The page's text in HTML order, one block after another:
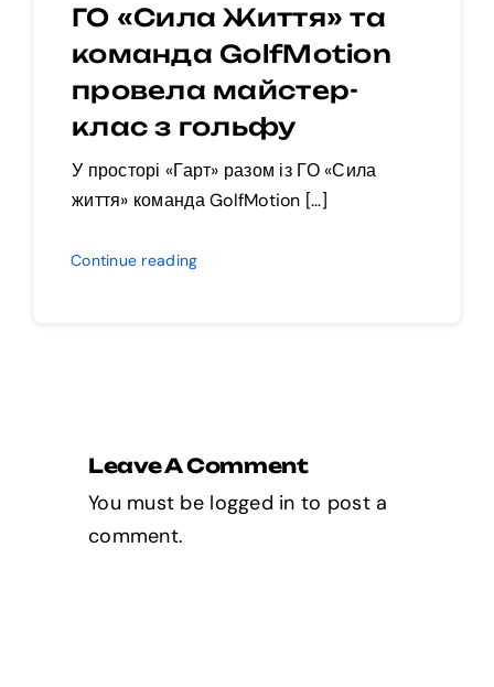
ГО «Сила Життя» та
команда GolfMotion
провела майстер-
клас з гольфу
У просторі «Гарт» разом із ГО «Сила
життя» команда GolfMotion […]
Continue reading
Leave A Comment
You must be logged in to post a
comment.